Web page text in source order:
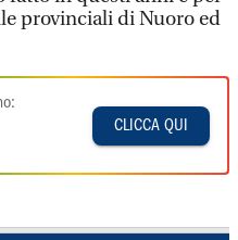
provinciali di Nuoro ed
CLICCA QUI